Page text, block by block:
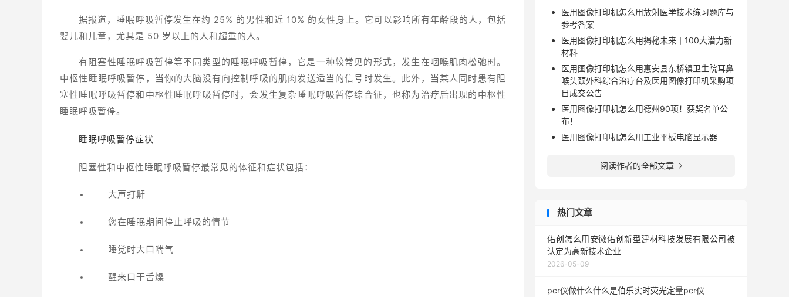
据报道，睡眠呼吸暂停发生在约 25% 的男性和近 10% 的女性身上。它可以影响所有年龄段的人，包括
婴儿和儿童，尤其是 50 岁以上的人和超重的人。
有阻塞性睡眠呼吸暂停等不同类型的睡眠呼吸暂停，它是一种较常见的形式，发生在咽喉肌肉松弛时。
中枢性睡眠呼吸暂停，当你的大脑没有向控制呼吸的肌肉发送适当的信号时发生。此外，当某人同时患有阻
塞性睡眠呼吸暂停和中枢性睡眠呼吸暂停时，会发生复杂睡眠呼吸暂停综合征，也称为治疗后出现的中枢性
睡眠呼吸暂停。
睡眠呼吸暂停症状
阻塞性和中枢性睡眠呼吸暂停最常见的体征和症状包括：
大声打鼾
您在睡眠期间停止呼吸的情节
睡觉时大口喘气
醒来口干舌燥
医用图像打印机怎么用放射医学技术练习题库与
参考答案
医用图像打印机怎么用揭秘未来丨100大潜力新
材料
医用图像打印机怎么用惠安县东桥镇卫生院耳鼻
喉头颈外科综合治疗台及医用图像打印机采购项
目成交公告
医用图像打印机怎么用德州90项！获奖名单公
布！
医用图像打印机怎么用工业平板电脑显示器
阅读作者的全部文章 
热门文章
佑创怎么用安徽佑创新型建材科技发展有限公司被
认定为高新技术企业
2026-05-09
pcr仪做什么什么是伯乐实时荧光定量pcr仪